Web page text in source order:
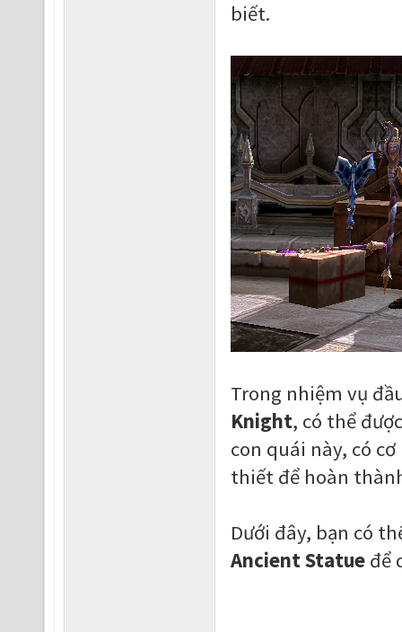
biết.
Trong nhiệm vụ
Knight, có thể
con quái này, có
thiết để hoàn
Dưới đây, bạn có
Ancient Statueđể